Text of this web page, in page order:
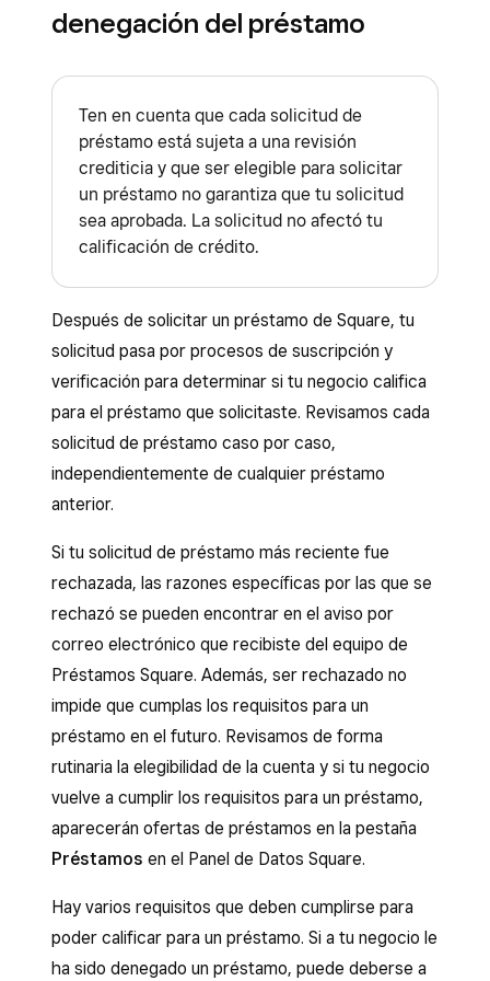
denegación del préstamo
Ten en cuenta que cada solicitud de
préstamo está sujeta a una revisión
crediticia y que ser elegible para solicitar
un préstamo no garantiza que tu solicitud
sea aprobada. La solicitud no afectó tu
calificación de crédito.
Después de solicitar un préstamo de Square, tu
solicitud pasa por procesos de suscripción y
verificación para determinar si tu negocio califica
para el préstamo que solicitaste. Revisamos cada
solicitud de préstamo caso por caso,
independientemente de cualquier préstamo
anterior.
Si tu solicitud de préstamo más reciente fue
rechazada, las razones específicas por las que se
rechazó se pueden encontrar en el aviso por
correo electrónico que recibiste del equipo de
Préstamos Square. Además, ser rechazado no
impide que cumplas los requisitos para un
préstamo en el futuro. Revisamos de forma
rutinaria la elegibilidad de la cuenta y si tu negocio
vuelve a cumplir los requisitos para un préstamo,
aparecerán ofertas de préstamos en la pestaña
Préstamos en el Panel de Datos Square.
Hay varios requisitos que deben cumplirse para
poder calificar para un préstamo. Si a tu negocio le
ha sido denegado un préstamo, puede deberse a